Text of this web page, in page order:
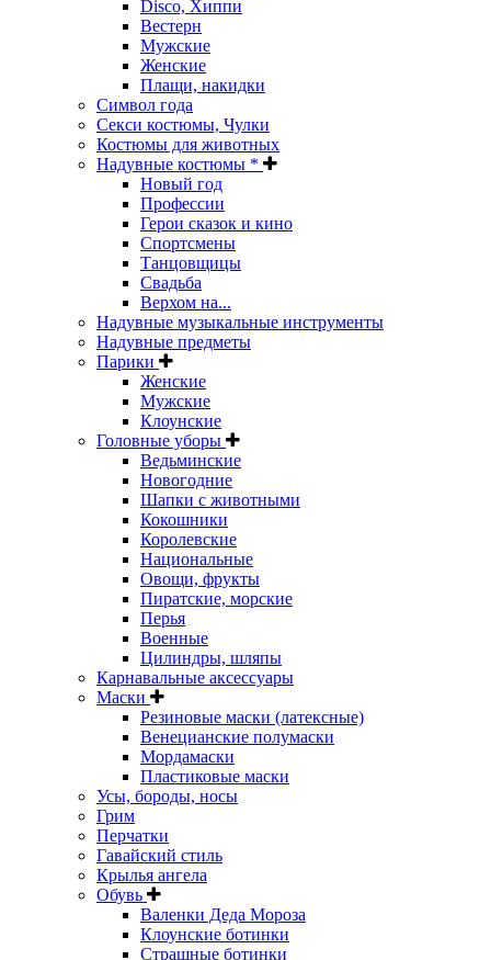
Disco, Хиппи
Вестерн
Мужские
Женские
Плащи, накидки
Символ года
Секси костюмы, Чулки
Костюмы для животных
Надувные костюмы *
Новый год
Профессии
Герои сказок и кино
Спортсмены
Танцовщицы
Свадьба
Верхом на...
Надувные музыкальные инструменты
Надувные предметы
Парики
Женские
Мужские
Клоунские
Головные уборы
Ведьминские
Новогодние
Шапки с животными
Кокошники
Королевские
Национальные
Овощи, фрукты
Пиратские, морские
Перья
Военные
Цилиндры, шляпы
Карнавальные аксессуары
Маски
Резиновые маски (латексные)
Венецианские полумаски
Мордамаски
Пластиковые маски
Усы, бороды, носы
Грим
Перчатки
Гавайский стиль
Крылья ангела
Обувь
Валенки Деда Мороза
Клоунские ботинки
Страшные ботинки